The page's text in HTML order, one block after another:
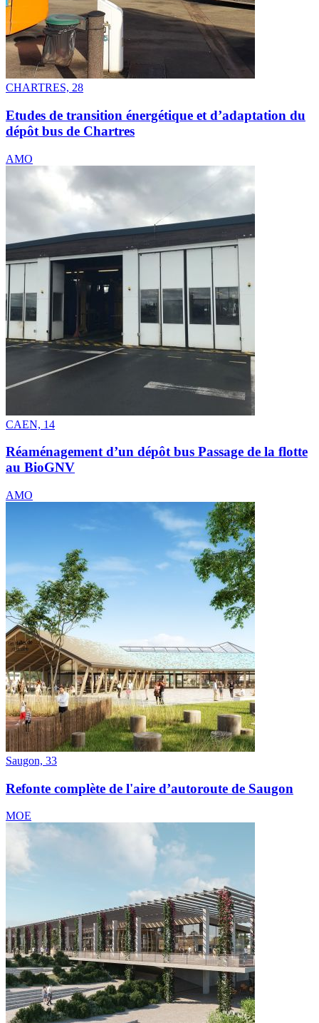
CHARTRES, 28
Etudes de transition énergétique et d’adaptation du
dépôt bus de Chartres
AMO
CAEN, 14
Réaménagement d’un dépôt bus Passage de la flotte
au BioGNV
AMO
Saugon, 33
Refonte complète de l'aire d’autoroute de Saugon
MOE